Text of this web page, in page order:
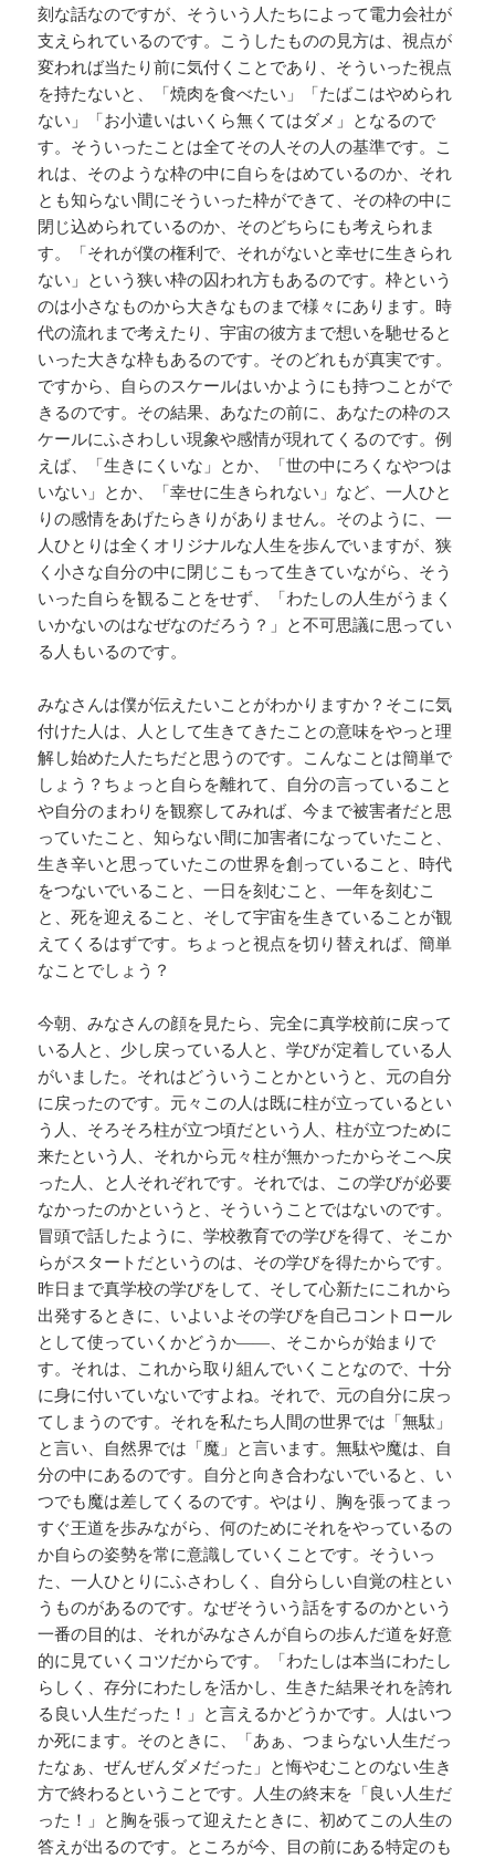
刻な話なのですが、そういう人たちによって電力会社が
支えられているのです。こうしたものの見方は、視点が
変われば当たり前に気付くことであり、そういった視点
を持たないと、「焼肉を食べたい」「たばこはやめられ
ない」「お小遣いはいくら無くてはダメ」となるので
す。そういったことは全てその人その人の基準です。こ
れは、そのような枠の中に自らをはめているのか、それ
とも知らない間にそういった枠ができて、その枠の中に
閉じ込められているのか、そのどちらにも考えられま
す。「それが僕の権利で、それがないと幸せに生きられ
ない」という狭い枠の囚われ方もあるのです。枠という
のは小さなものから大きなものまで様々にあります。時
代の流れまで考えたり、宇宙の彼方まで想いを馳せると
いった大きな枠もあるのです。そのどれもが真実です。
ですから、自らのスケールはいかようにも持つことがで
きるのです。その結果、あなたの前に、あなたの枠のス
ケールにふさわしい現象や感情が現れてくるのです。例
えば、「生きにくいな」とか、「世の中にろくなやつは
いない」とか、「幸せに生きられない」など、一人ひと
りの感情をあげたらきりがありません。そのように、一
人ひとりは全くオリジナルな人生を歩んでいますが、狭
く小さな自分の中に閉じこもって生きていながら、そう
いった自らを観ることをせず、「わたしの人生がうまく
いかないのはなぜなのだろう？」と不可思議に思ってい
る人もいるのです。
みなさんは僕が伝えたいことがわかりますか？そこに気
付けた人は、人として生きてきたことの意味をやっと理
解し始めた人たちだと思うのです。こんなことは簡単で
しょう？ちょっと自らを離れて、自分の言っていること
や自分のまわりを観察してみれば、今まで被害者だと思
っていたこと、知らない間に加害者になっていたこと、
生き辛いと思っていたこの世界を創っていること、時代
をつないでいること、一日を刻むこと、一年を刻むこ
と、死を迎えること、そして宇宙を生きていることが観
えてくるはずです。ちょっと視点を切り替えれば、簡単
なことでしょう？
今朝、みなさんの顔を見たら、完全に真学校前に戻って
いる人と、少し戻っている人と、学びが定着している人
がいました。それはどういうことかというと、元の自分
に戻ったのです。元々この人は既に柱が立っているとい
う人、そろそろ柱が立つ頃だという人、柱が立つために
来たという人、それから元々柱が無かったからそこへ戻
った人、と人それぞれです。それでは、この学びが必要
なかったのかというと、そういうことではないのです。
冒頭で話したように、学校教育での学びを得て、そこか
らがスタートだというのは、その学びを得たからです。
昨日まで真学校の学びをして、そして心新たにこれから
出発するときに、いよいよその学びを自己コントロール
として使っていくかどうか――、そこからが始まりで
す。それは、これから取り組んでいくことなので、十分
に身に付いていないですよね。それで、元の自分に戻っ
てしまうのです。それを私たち人間の世界では「無駄」
と言い、自然界では「魔」と言います。無駄や魔は、自
分の中にあるのです。自分と向き合わないでいると、い
つでも魔は差してくるのです。やはり、胸を張ってまっ
すぐ王道を歩みながら、何のためにそれをやっているの
か自らの姿勢を常に意識していくことです。そういっ
た、一人ひとりにふさわしく、自分らしい自覚の柱とい
うものがあるのです。なぜそういう話をするのかという
一番の目的は、それがみなさんが自らの歩んだ道を好意
的に見ていくコツだからです。「わたしは本当にわたし
らしく、存分にわたしを活かし、生きた結果それを誇れ
る良い人生だった！」と言えるかどうかです。人はいつ
か死にます。そのときに、「あぁ、つまらない人生だっ
たなぁ、ぜんぜんダメだった」と悔やむことのない生き
方で終わるということです。人生の終末を「良い人生だ
った！」と胸を張って迎えたときに、初めてこの人生の
答えが出るのです。ところが今、目の前にある特定のも